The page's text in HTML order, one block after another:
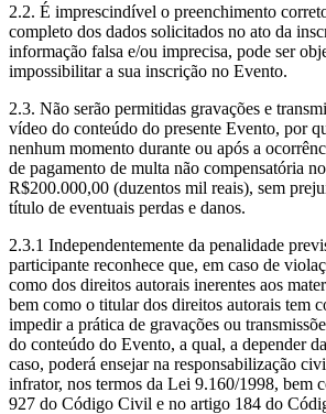
2.2. É imprescindível o preenchimento
completo dos dados solicitados no ato da
informação falsa e/ou imprecisa, pode ser
impossibilitar a sua inscrição no Evento.
2.3. Não serão permitidas gravações e
vídeo do conteúdo do presente Evento, por
nenhum momento durante ou após a
de pagamento de multa não compensatória
R$200.000,00 (duzentos mil reais), sem
título de eventuais perdas e danos.
2.3.1 Independentemente da penalidade
participante reconhece que, em caso de
como dos direitos autorais inerentes aos
bem como o titular dos direitos autorais tem
impedir a prática de gravações ou
do conteúdo do Evento, a qual, a depender
caso, poderá ensejar na responsabilização
infrator, nos termos da Lei 9.160/1998, bem
927 do Código Civil e no artigo 184 do